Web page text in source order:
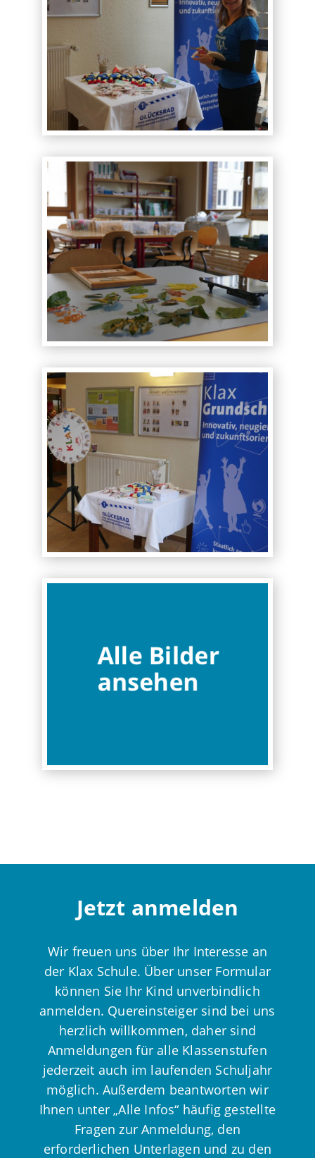
Jetzt anmelden
Wir freuen uns über Ihr Interesse an
der Klax Schule. Über unser Formular
können Sie Ihr Kind unverbindlich
anmelden. Quereinsteiger sind bei uns
herzlich willkommen, daher sind
Anmeldungen für alle Klassenstufen
jederzeit auch im laufenden Schuljahr
möglich. Außerdem beantworten wir
Ihnen unter „Alle Infos“ häufig gestellte
Fragen zur Anmeldung, den
erforderlichen Unterlagen und zu den